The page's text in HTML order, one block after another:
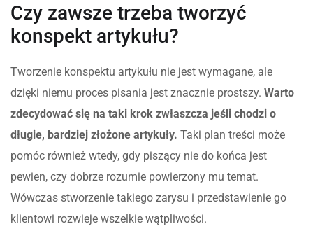
Czy zawsze trzeba tworzyć
konspekt artykułu?
Tworzenie konspektu artykułu nie jest wymagane, ale
dzięki niemu proces pisania jest znacznie prostszy. Warto
zdecydować się na taki krok zwłaszcza jeśli chodzi o
długie, bardziej złożone artykuły. Taki plan treści może
pomóc również wtedy, gdy piszący nie do końca jest
pewien, czy dobrze rozumie powierzony mu temat.
Wówczas stworzenie takiego zarysu i przedstawienie go
klientowi rozwieje wszelkie wątpliwości.